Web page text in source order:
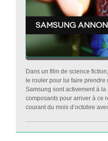
Samsung
Dans un film de science
le rouler pour lui faire
Samsung sont activement à
composants pour arriver à ce
courant du mois d’octobre